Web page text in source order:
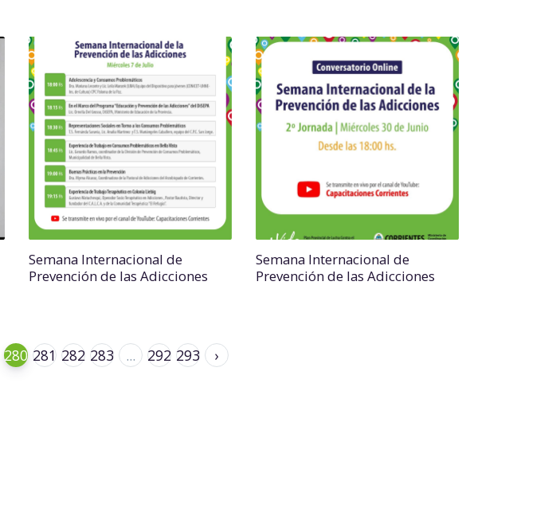
Semana Internacional de
Prevención de las Adicciones
Semana Internacional de
Prevención de las Adicciones
280 281 282 283 ... 292 293 ›